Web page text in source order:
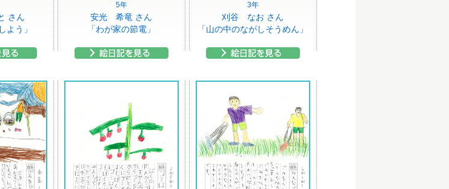
さん
よう」
5年
安光 希竜 さん
「わが家の節電」
3年
刈谷 なお さん
「山の中のながしそうめん」